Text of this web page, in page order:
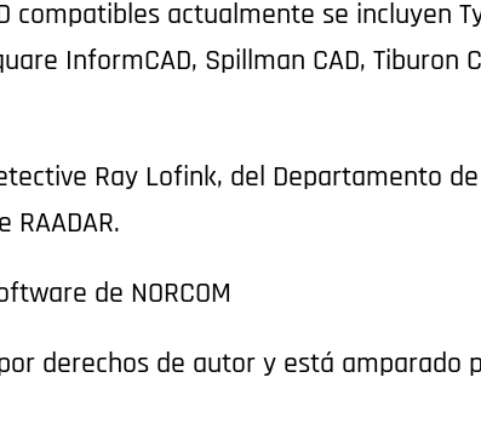
compatibles actualmente se incluyen
InformCAD, Spillman CAD, Tiburon
Ray Lofink, del Departamento
de NORCOM
derechos de autor y está amparado